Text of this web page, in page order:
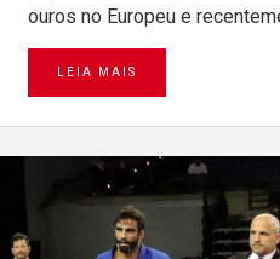
ouros no Europeu e
LEIA MAIS